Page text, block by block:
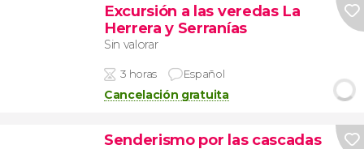
Excursión a las veredas La
Herrera y Serranías
Sin valorar
3 horas Español
Cancelación gratuita
Senderismo por las cascadas